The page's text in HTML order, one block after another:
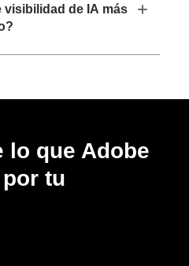
visibilidad de IA más
lo que Adobe
tu